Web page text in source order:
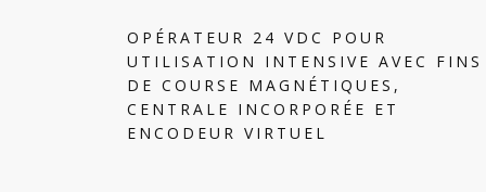
OPÉRATEUR 24 VDC POUR
UTILISATION INTENSIVE AVEC FINS
DE COURSE MAGNÉTIQUES,
CENTRALE INCORPORÉE ET
ENCODEUR VIRTUEL